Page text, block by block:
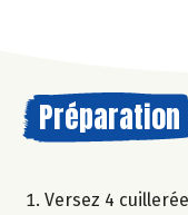
Préparation
Versez 4